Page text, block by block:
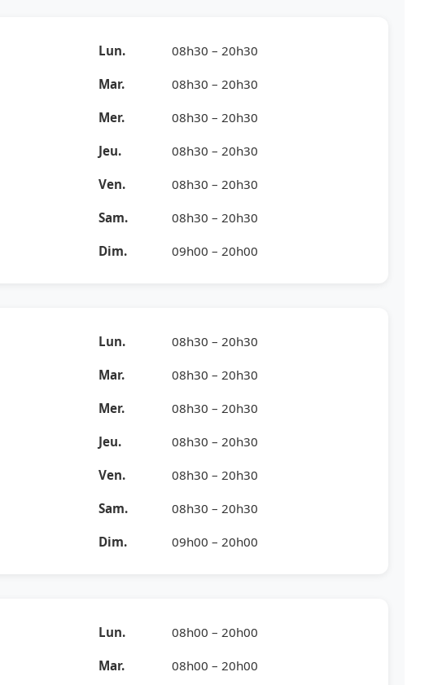
Lun. 08h30 – 20h30
Mar. 08h30 – 20h30
Mer. 08h30 – 20h30
Jeu. 08h30 – 20h30
Ven. 08h30 – 20h30
Sam. 08h30 – 20h30
Dim. 09h00 – 20h00
Lun. 08h30 – 20h30
Mar. 08h30 – 20h30
Mer. 08h30 – 20h30
Jeu. 08h30 – 20h30
Ven. 08h30 – 20h30
Sam. 08h30 – 20h30
Dim. 09h00 – 20h00
Lun. 08h00 – 20h00
Mar. 08h00 – 20h00